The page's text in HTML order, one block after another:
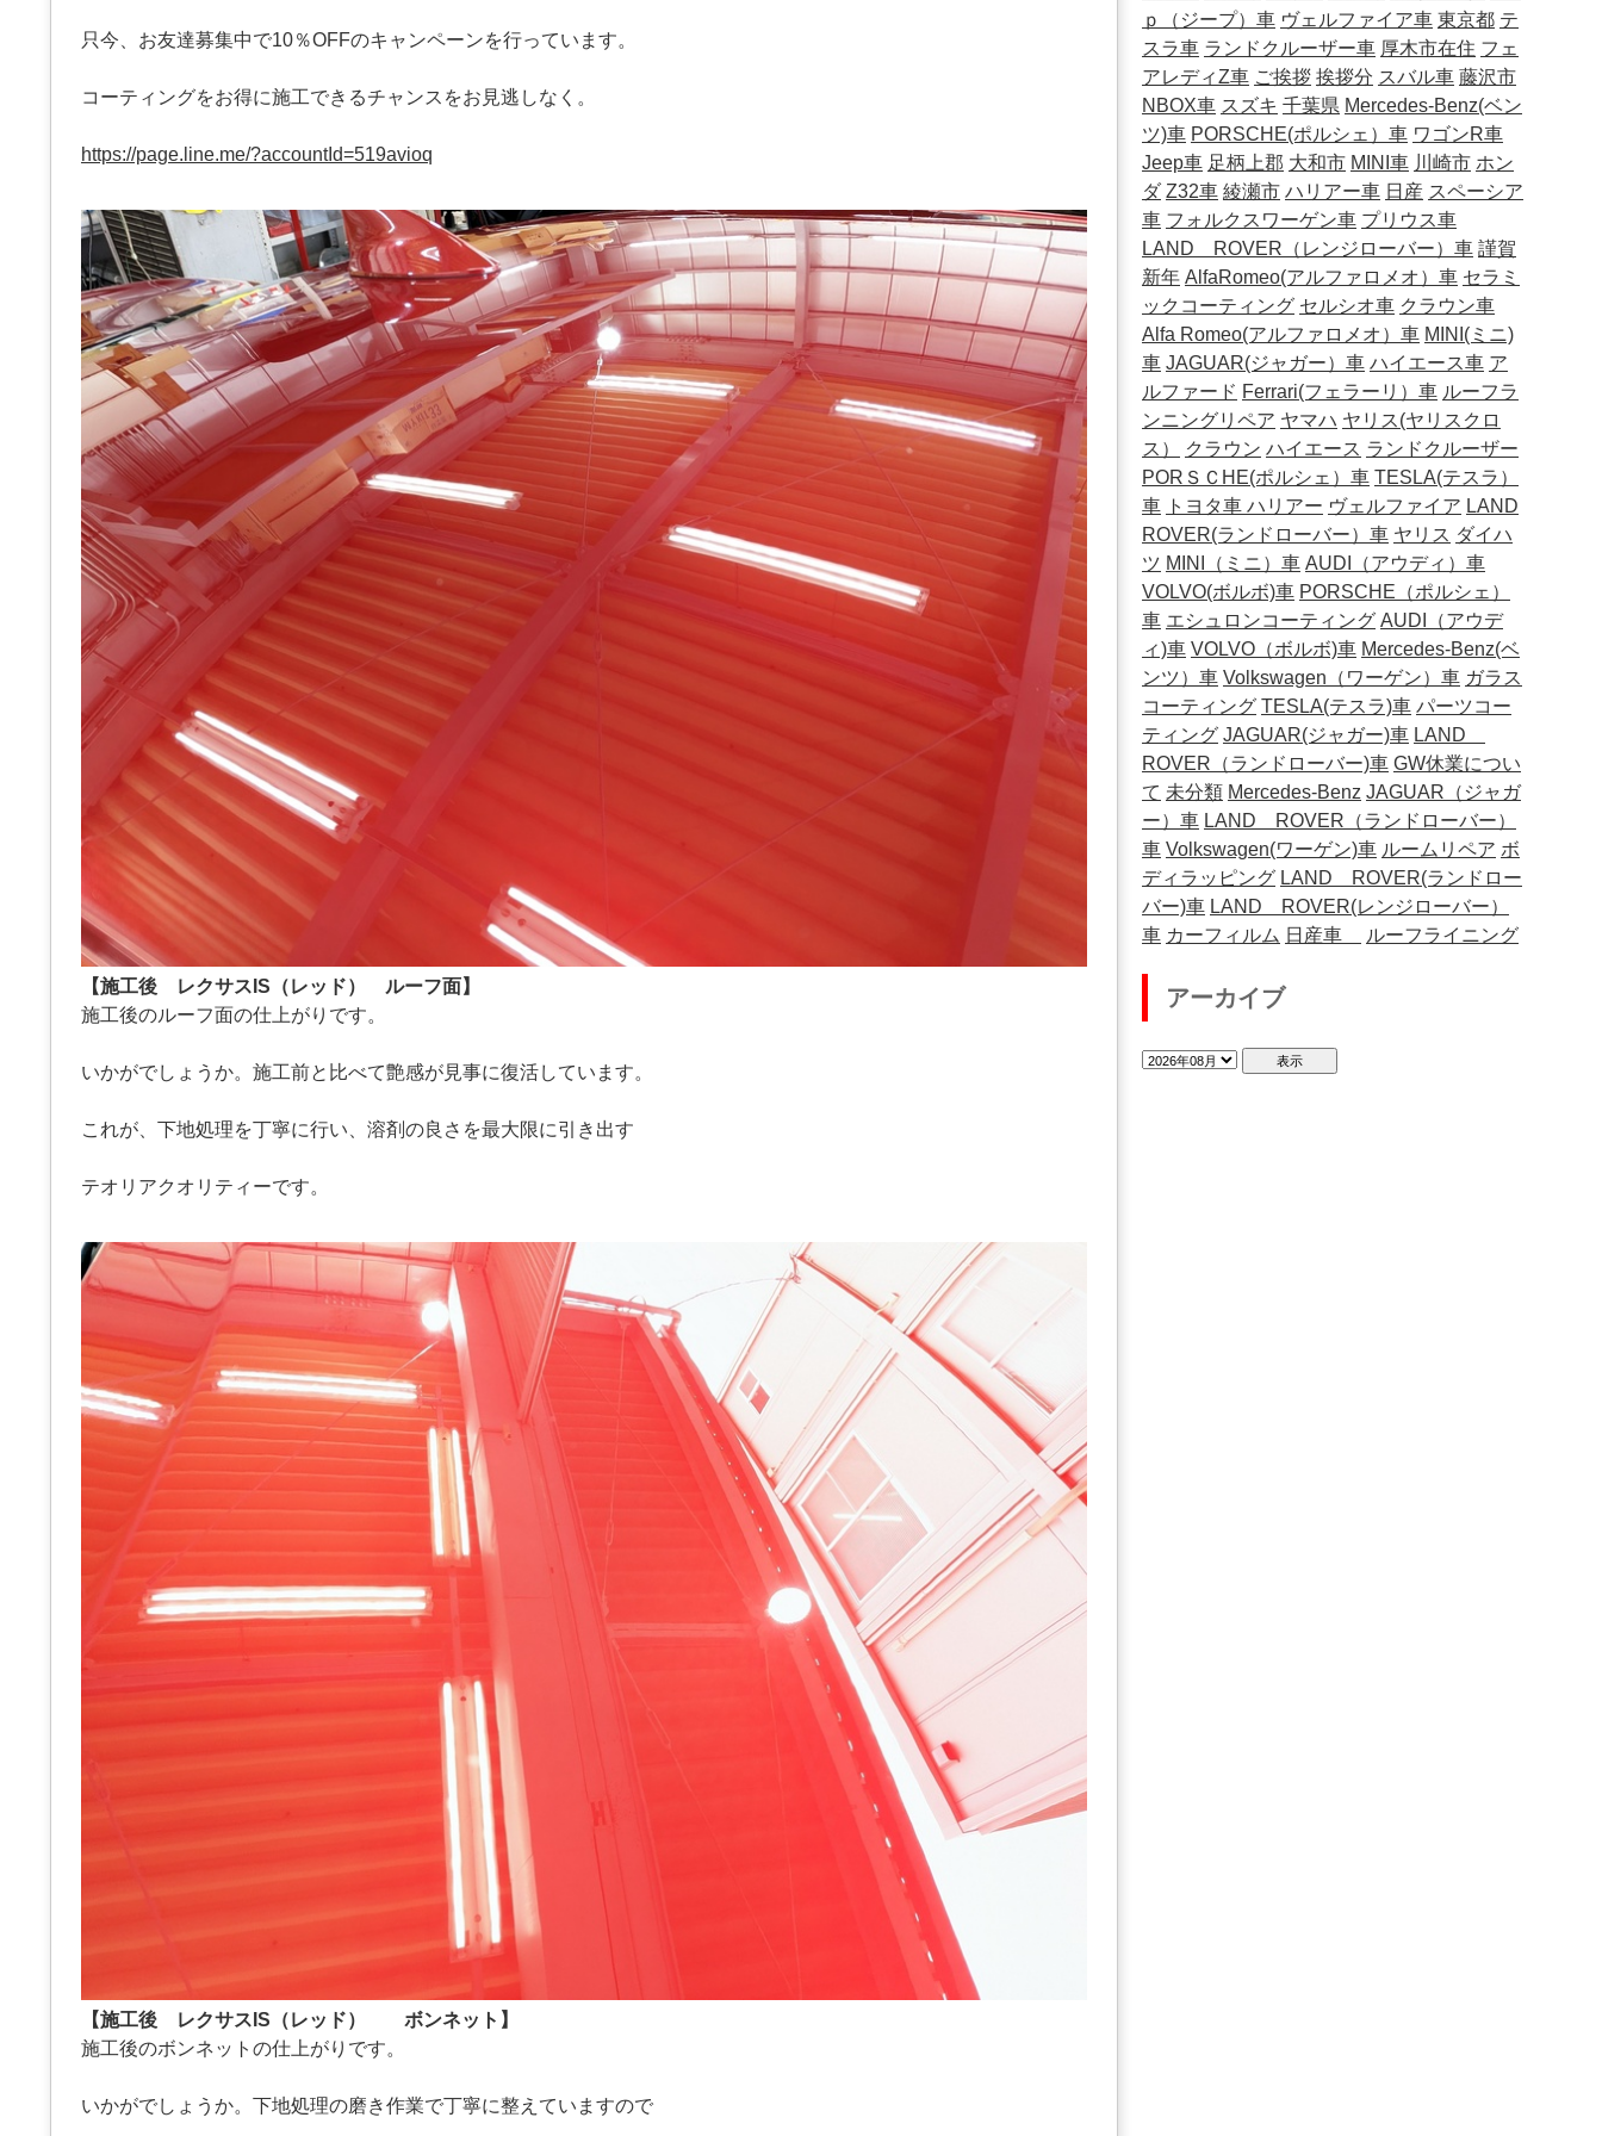
只今、お友達募集中で10％OFFのキャンペーンを行っています。
コーティングをお得に施工できるチャンスをお見逃しなく。
https://page.line.me/?accountId=519avioq
【施工後 レクサスIS（レッド） ルーフ面】
施工後のルーフ面の仕上がりです。
いかがでしょうか。施工前と比べて艶感が見事に復活しています。
これが、下地処理を丁寧に行い、溶剤の良さを最大限に引き出す
テオリアクオリティーです。
【施工後 レクサスIS（レッド） ボンネット】
施工後のボンネットの仕上がりです。
いかがでしょうか。下地処理の磨き作業で丁寧に整えていますので
ｐ（ジープ）車 ヴェルファイア車 東京都 テ
スラ車 ランドクルーザー車 厚木市在住 フェ
アレディZ車 ご挨拶 挨拶分 スバル車 藤沢市
NBOX車 スズキ 千葉県 Mercedes-Benz(ベン
ツ)車 PORSCHE(ポルシェ）車 ワゴンR車
Jeep車 足柄上郡 大和市 MINI車 川崎市 ホン
ダ Z32車 綾瀬市 ハリアー車 日産 スペーシア
車 フォルクスワーゲン車 プリウス車
LAND ROVER（レンジローバー）車 謹賀
新年 AlfaRomeo(アルファロメオ）車 セラミ
ックコーティング セルシオ車 クラウン車
Alfa Romeo(アルファロメオ）車 MINI(ミニ)
車 JAGUAR(ジャガー）車 ハイエース車 ア
ルファード Ferrari(フェラーリ）車 ルーフラ
ンニングリペア ヤマハ ヤリス(ヤリスクロ
ス）
クラウン ハイエース ランドクルーザー
PORＳＣHE(ポルシェ）車 TESLA(テスラ）
車 トヨタ車 ハリアー ヴェルファイア LAND
ROVER(ランドローバー）車 ヤリス ダイハ
ツ MINI（ミニ）車 AUDI（アウディ）車
VOLVO(ボルボ)車 PORSCHE（ポルシェ）
車 エシュロンコーティング AUDI（アウデ
ィ)車 VOLVO（ボルボ)車 Mercedes-Benz(ベ
ンツ）車 Volkswagen（ワーゲン）車 ガラス
コーティング TESLA(テスラ)車 パーツコー
ティング JAGUAR(ジャガー)車 LAND
ROVER（ランドローバー)車 GW休業につい
て 未分類 Mercedes-Benz JAGUAR（ジャガ
ー）車 LAND ROVER（ランドローバー）
車 Volkswagen(ワーゲン)車 ルームリペア ボ
ディラッピング LAND ROVER(ランドロー
バー)車 LAND ROVER(レンジローバー）
車 カーフィルム 日産車 ルーフライニング
アーカイブ